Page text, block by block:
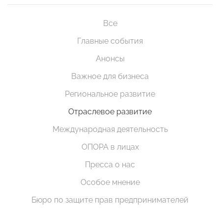
Все
Главные события
Анонсы
Важное для бизнеса
Региональное развитие
Отраслевое развитие
Международная деятельность
ОПОРА в лицах
Пресса о нас
Особое мнение
Бюро по защите прав предпринимателей